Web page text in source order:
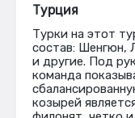
Турция
Турки на этот
состав: Шенгюн,
и другие. Под
команда
козырей